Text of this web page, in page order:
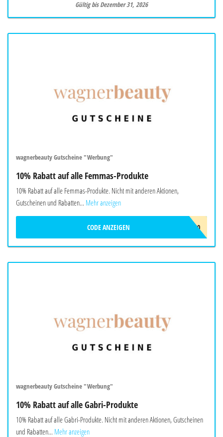
Gültig bis Dezember 31, 2026
wagnerbeauty Gutscheine "Werbung"
10% Rabatt auf alle Femmas-Produkte
10% Rabatt auf alle Femmas-Produkte. Nicht mit anderen Aktionen,
Gutscheinen und Rabatten... Mehr anzeigen
FEMMAS10
CODE ANZEIGEN
wagnerbeauty Gutscheine "Werbung"
10% Rabatt auf alle Gabri-Produkte
10% Rabatt auf alle Gabri-Produkte. Nicht mit anderen Aktionen, Gutscheinen
und Rabatten... Mehr anzeigen